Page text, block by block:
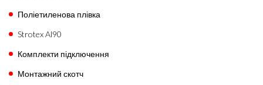
Поліетиленова плівка
Strotex Al90
Комплекти підключення
Монтажний скотч